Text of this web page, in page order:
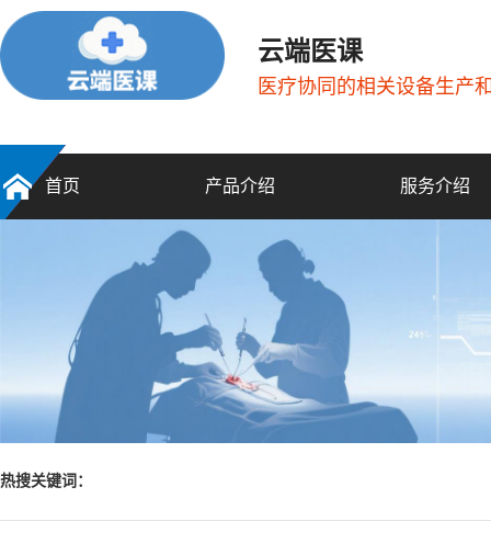
云端医课
医疗协同的相关设备生产
首页 产品介绍 服务介绍
热搜关键词：